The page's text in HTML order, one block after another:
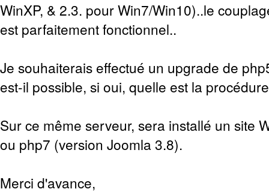
WinXP, & 2.3. pour Win7/Win10)..le
est parfaitement fonctionnel..
Je souhaiterais effectué un upgrade de
est-il possible, si oui, quelle est la
Sur ce même serveur, sera installé un site
ou php7 (version Joomla 3.8).
Merci d'avance,